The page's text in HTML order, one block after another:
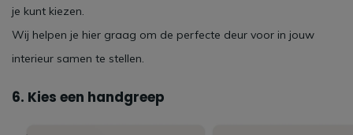
je kunt kiezen.
Wij helpen je hier graag om de perfecte deur voor in jouw
interieur samen te stellen.
6. Kies een handgreep